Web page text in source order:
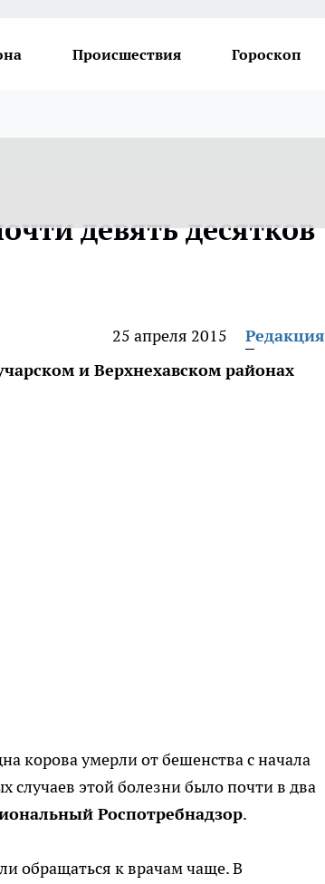
Происшествия Гороскоп
девять десятков
25 апреля 2015
Редакция
и Верхнехавском районах
корова умерли от бешенства с начала
случаев этой болезни было почти в два
Роспотребнадзор.
обращаться к врачам чаще. В